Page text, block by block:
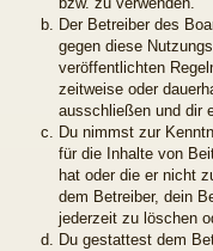
Der Betreiber des
gegen diese
veröffentlichten
zeitweise oder
ausschließen und dir
Du nimmst zur
für die Inhalte von
hat oder die er nicht
dem Betreiber, dein
jederzeit zu löschen
Du gestattest dem